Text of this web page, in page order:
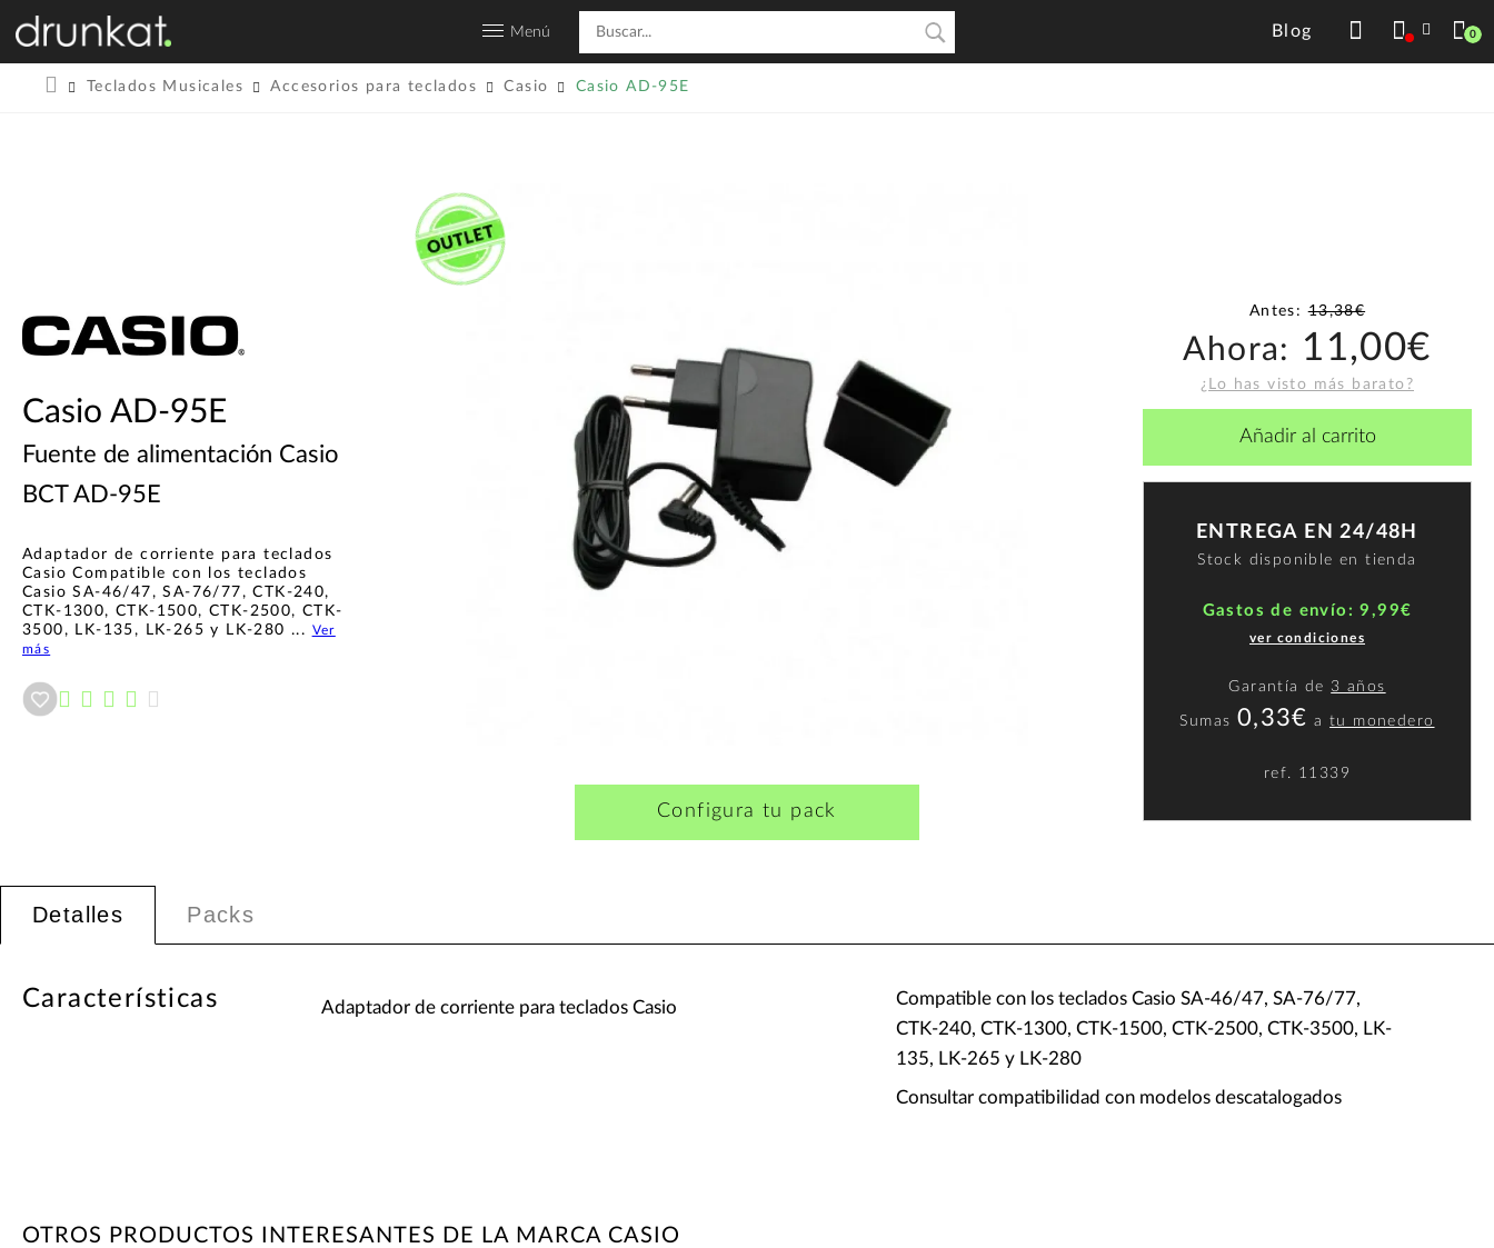
Menú Blog 0
Teclados Musicales Accesorios para teclados Casio Casio AD-95E
Casio AD-95E
Fuente de alimentación Casio
BCT AD-95E
Adaptador de corriente para teclados
Casio Compatible con los teclados
Casio SA-46/47, SA-76/77, CTK-240,
CTK-1300, CTK-1500, CTK-2500, CTK-
3500, LK-135, LK-265 y LK-280 ... Ver
más
Configura tu pack
Antes:13,38€
Ahora: 11,00€
¿Lo has visto más barato?
Añadir al carrito
ENTREGA EN 24/48H
Stock disponible en tienda
Gastos de envío: 9,99€
ver condiciones
Garantía de 3 años
Sumas 0,33€ atu monedero
ref. 11339
Detalles Packs
Características Adaptador de corriente para teclados Casio
Compatible con los teclados Casio SA-46/47, SA-76/77,
CTK-240, CTK-1300, CTK-1500, CTK-2500, CTK-3500, LK-
135, LK-265 y LK-280
Consultar compatibilidad con modelos descatalogados
OTROS PRODUCTOS INTERESANTES DE LA MARCA CASIO